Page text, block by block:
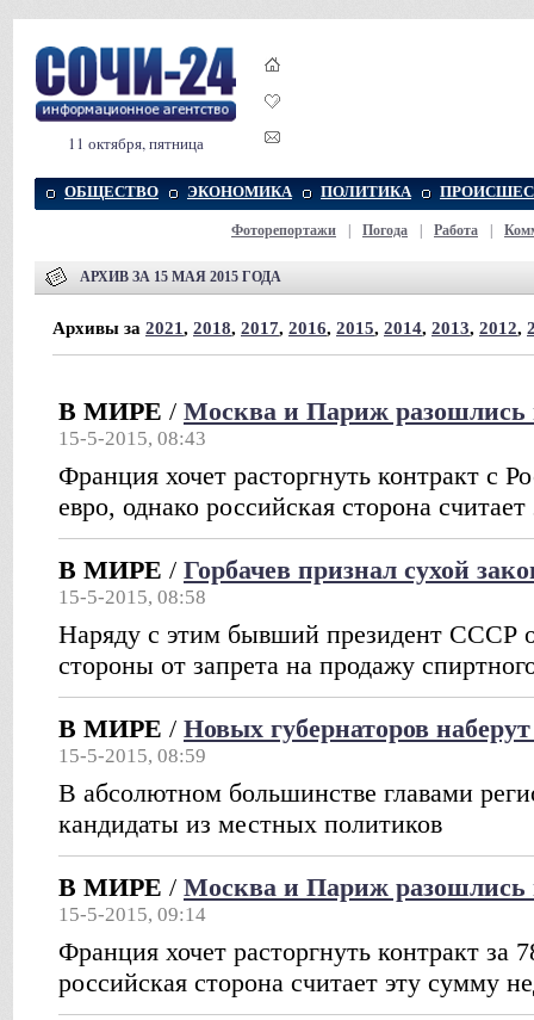
11 октября, пятница
ОБЩЕСТВО ЭКОНОМИКА ПОЛИТИКА
Фоторепортажи Погода Работа
АРХИВ ЗА 15 МАЯ 2015 ГОДА
Архивы за 2021, 2018, 2017, 2016, 2015, 2014, 2013, 2012,
В МИРЕ / Москва и Париж
15-5-2015, 08:43
Франция хочет расторгнуть контракт c
евро, однако российская сторона
В МИРЕ / Горбачев признал сухой
15-5-2015, 08:58
Наряду с этим бывший президент СССР
стороны от запрета на продажу
В МИРЕ / Новых губернаторов
15-5-2015, 08:59
В абсолютном большинстве главами
кандидаты из местных политиков
В МИРЕ / Москва и Париж
15-5-2015, 09:14
Франция хочет расторгнуть контракт за
российская сторона считает эту сумму